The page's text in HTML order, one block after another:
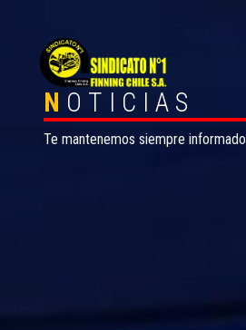
N OTICIAS
Te mantenemos siempre informado